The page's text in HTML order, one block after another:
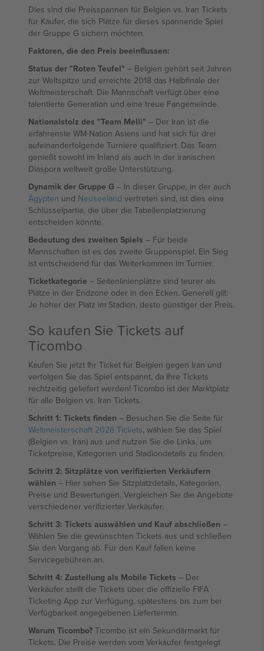
Dies sind die Preisspannen für Belgien vs. Iran Tickets
für Käufer, die sich Plätze für dieses spannende Spiel
der Gruppe G sichern möchten.
Faktoren, die den Preis beeinflussen:
Status der "Roten Teufel" – Belgien gehört seit Jahren
zur Weltspitze und erreichte 2018 das Halbfinale der
Weltmeisterschaft. Die Mannschaft verfügt über eine
talentierte Generation und eine treue Fangemeinde.
Nationalstolz des "Team Melli" – Der Iran ist die
erfahrenste WM-Nation Asiens und hat sich für drei
aufeinanderfolgende Turniere qualifiziert. Das Team
genießt sowohl im Inland als auch in der iranischen
Diaspora weltweit große Unterstützung.
Dynamik der Gruppe G – In dieser Gruppe, in der auch
Ägypten und Neuseeland vertreten sind, ist dies eine
Schlüsselpartie, die über die Tabellenplatzierung
entscheiden könnte.
Bedeutung des zweiten Spiels – Für beide
Mannschaften ist es das zweite Gruppenspiel. Ein Sieg
ist entscheidend für das Weiterkommen im Turnier.
Ticketkategorie – Seitenlinienplätze sind teurer als
Plätze in der Endzone oder in den Ecken. Generell gilt:
Je höher der Platz im Stadion, desto günstiger der Preis.
So kaufen Sie Tickets auf
Ticombo
Kaufen Sie jetzt Ihr Ticket für Belgien gegen Iran und
verfolgen Sie das Spiel entspannt, da Ihre Tickets
rechtzeitig geliefert werden! Ticombo ist der Marktplatz
für alle Belgien vs. Iran Tickets.
Schritt 1: Tickets finden – Besuchen Sie die Seite für
Weltmeisterschaft 2026 Tickets, wählen Sie das Spiel
(Belgien vs. Iran) aus und nutzen Sie die Links, um
Ticketpreise, Kategorien und Stadiondetails zu finden.
Schritt 2: Sitzplätze von verifizierten Verkäufern
wählen – Hier sehen Sie Sitzplatzdetails, Kategorien,
Preise und Bewertungen. Vergleichen Sie die Angebote
verschiedener verifizierter Verkäufer.
Schritt 3: Tickets auswählen und Kauf abschließen –
Wählen Sie die gewünschten Tickets aus und schließen
Sie den Vorgang ab. Für den Kauf fallen keine
Servicegebühren an.
Schritt 4: Zustellung als Mobile Tickets – Der
Verkäufer stellt die Tickets über die offizielle FIFA
Ticketing App zur Verfügung, spätestens bis zum bei
Verfügbarkeit angegebenen Liefertermin.
Warum Ticombo? Ticombo ist ein Sekundärmarkt für
Tickets. Die Preise werden vom Verkäufer festgelegt